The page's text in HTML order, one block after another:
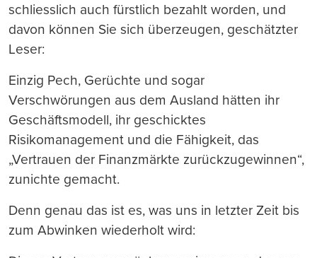
schliesslich auch fürstlich bezahlt worden, und
davon können Sie sich überzeugen, geschätzter
Leser:
Einzig Pech, Gerüchte und sogar
Verschwörungen aus dem Ausland hätten ihr
Geschäftsmodell, ihr geschicktes
Risikomanagement und die Fähigkeit, das
„Vertrauen der Finanzmärkte zurückzugewinnen“,
zunichte gemacht.
Denn genau das ist es, was uns in letzter Zeit bis
zum Abwinken wiederholt wird: